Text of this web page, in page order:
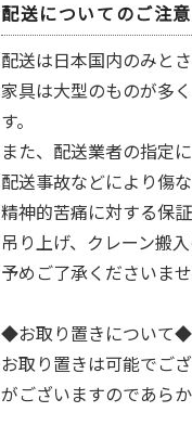
配送についてのご注意
配送は日本国内のみと
家具は大型のものが多
す。
また、配送業者の指定
配送事故などにより傷
精神的苦痛に対する保
吊り上げ、クレーン搬
予めご了承くださいませ
◆お取り置きについて◆
お取り置きは可能でご
がございますのであら